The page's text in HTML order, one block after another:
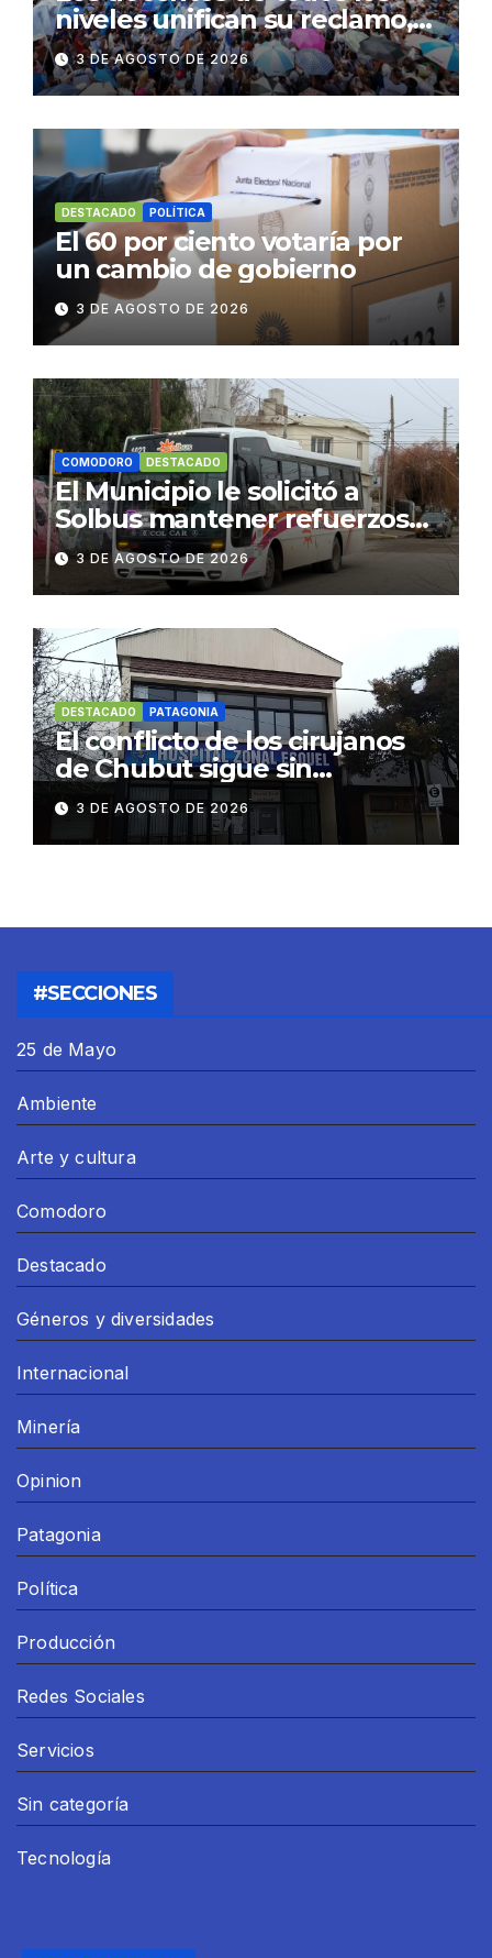
niveles unifican su reclamo,
paran y se movilizan
3 DE AGOSTO DE 2026
DESTACADO POLÍTICA
El 60 por ciento votaría por
un cambio de gobierno
3 DE AGOSTO DE 2026
COMODORO DESTACADO
El Municipio le solicitó a
Solbus mantener refuerzos
escolares y servicios
habituales
3 DE AGOSTO DE 2026
DESTACADO PATAGONIA
El conflicto de los cirujanos
de Chubut sigue sin
resolverse
3 DE AGOSTO DE 2026
#SECCIONES
25 de Mayo
Ambiente
Arte y cultura
Comodoro
Destacado
Géneros y diversidades
Internacional
Minería
Opinion
Patagonia
Política
Producción
Redes Sociales
Servicios
Sin categoría
Tecnología